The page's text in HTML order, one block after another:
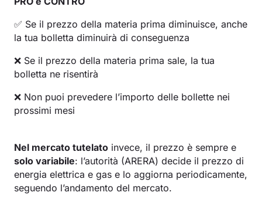
✅ Se il prezzo della materia prima diminuisce, anche
la tua bolletta diminuirà di conseguenza
❌ Se il prezzo della materia prima sale, la tua
bolletta ne risentirà
❌ Non puoi prevedere l’importo delle bollette nei
prossimi mesi
Nel mercato tutelato invece, il prezzo è sempre e
solo variabile: l’autorità (ARERA) decide il prezzo di
energia elettrica e gas e lo aggiorna periodicamente,
seguendo l’andamento del mercato.